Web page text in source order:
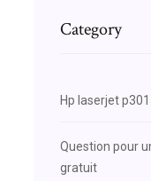
Category
Hp laserjet
Question pour
gratuit